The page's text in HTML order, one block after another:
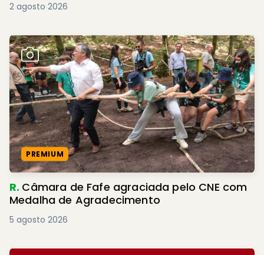
2 agosto 2026
PREMIUM
R. Câmara de Fafe agraciada pelo CNE com
Medalha de Agradecimento
5 agosto 2026